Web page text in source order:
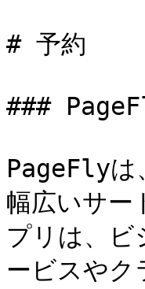
# 予約
###
PageFlyは
幅広いサー
プリは、ビ
ービスやク